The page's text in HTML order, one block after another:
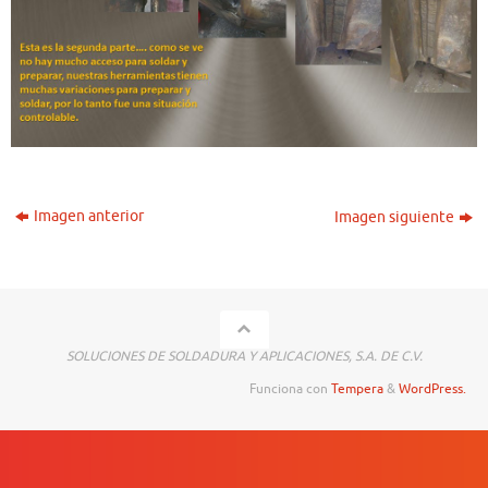
Imagen anterior Imagen siguiente
SOLUCIONES DE SOLDADURA Y APLICACIONES, S.A. DE C.V.
Funciona con Tempera&WordPress.